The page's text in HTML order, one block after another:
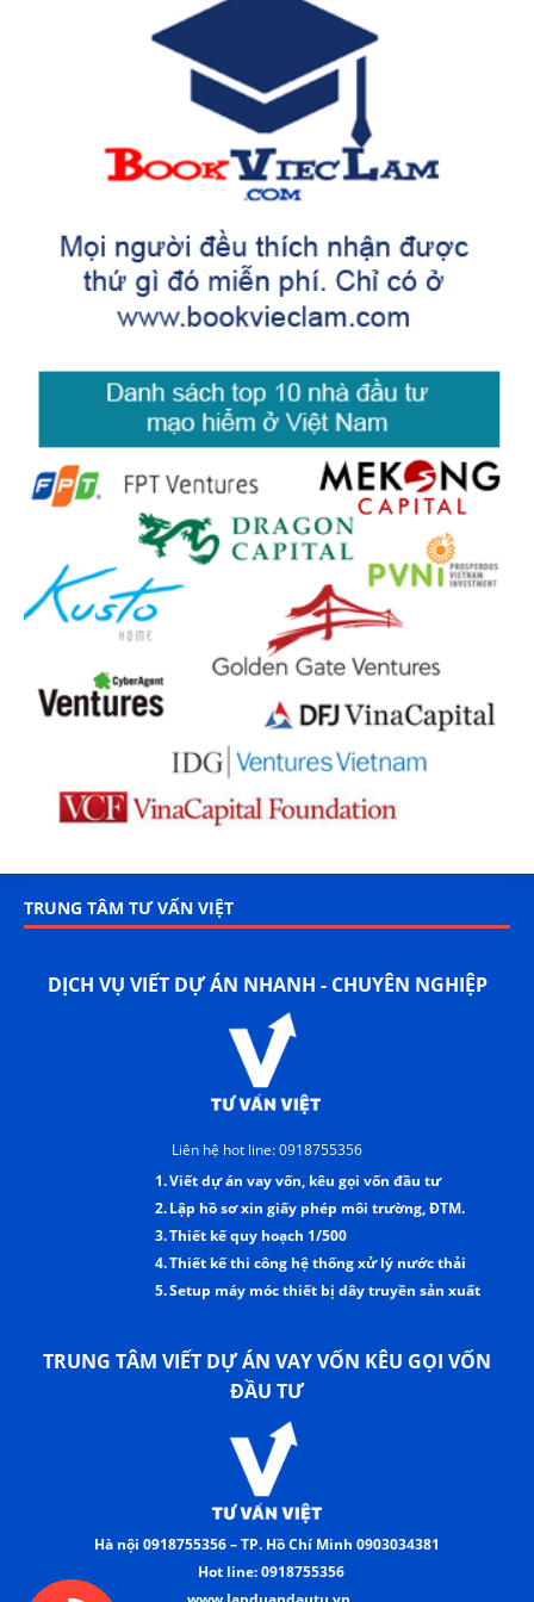
TRUNG TÂM TƯ VẤN VIỆT
DỊCH VỤ VIẾT DỰ ÁN NHANH - CHUYÊN NGHIỆP
Liên hệ hot line: 0918755356
1.Viết dự án vay vốn, kêu gọi vốn đầu tư
2.Lập hồ sơ xin giấy phép môi trường, ĐTM.
3.Thiết kế quy hoạch 1/500
4.Thiết kế thi công hệ thống xử lý nước thải
5.Setup máy móc thiết bị dây truyền sản xuất
TRUNG TÂM VIẾT DỰ ÁN VAY VỐN KÊU GỌI VỐN
ĐẦU TƯ
Hà nội 0918755356 – TP. Hồ Chí Minh 0903034381
Hot line: 0918755356